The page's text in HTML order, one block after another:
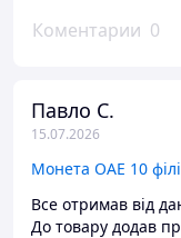
Коментарии 0
Павло С.
15.07.2026
Монета ОАЕ 10
Все отримав від
До товару додав